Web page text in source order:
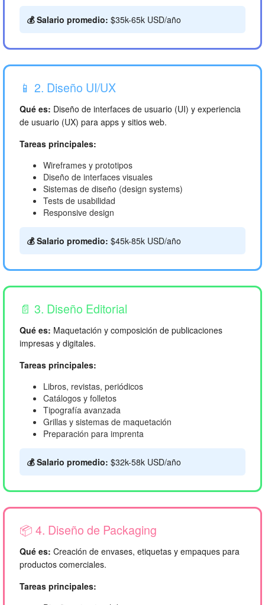
💰 Salario promedio: $35k-65k USD/año
📱 2. Diseño UI/UX
Qué es: Diseño de interfaces de usuario (UI) y experiencia
de usuario (UX) para apps y sitios web.
Tareas principales:
Wireframes y prototipos
Diseño de interfaces visuales
Sistemas de diseño (design systems)
Tests de usabilidad
Responsive design
💰 Salario promedio: $45k-85k USD/año
📄 3. Diseño Editorial
Qué es: Maquetación y composición de publicaciones
impresas y digitales.
Tareas principales:
Libros, revistas, periódicos
Catálogos y folletos
Tipografía avanzada
Grillas y sistemas de maquetación
Preparación para imprenta
💰 Salario promedio: $32k-58k USD/año
📦 4. Diseño de Packaging
Qué es: Creación de envases, etiquetas y empaques para
productos comerciales.
Tareas principales: